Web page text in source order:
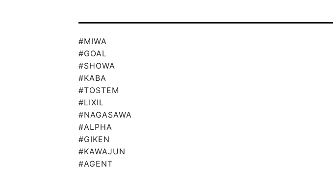
#MIWA
#GOAL
#SHOWA
#KABA
#TOSTEM
#LIXIL
#NAGASAWA
#ALPHA
#GIKEN
#KAWAJUN
#AGENT